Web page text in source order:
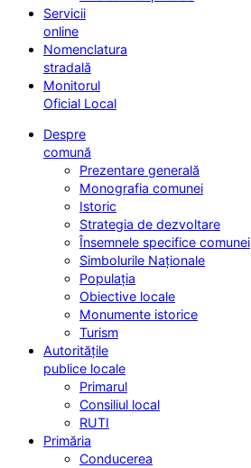
Servicii
online
Nomenclatura
stradală
Monitorul
Oficial Local
Despre
comună
Prezentare generală
Monografia comunei
Istoric
Strategia de dezvoltare
Însemnele specifice comunei
Simbolurile Naționale
Populația
Obiective locale
Monumente istorice
Turism
Autoritățile
publice locale
Primarul
Consiliul local
RUTI
Primăria
Conducerea